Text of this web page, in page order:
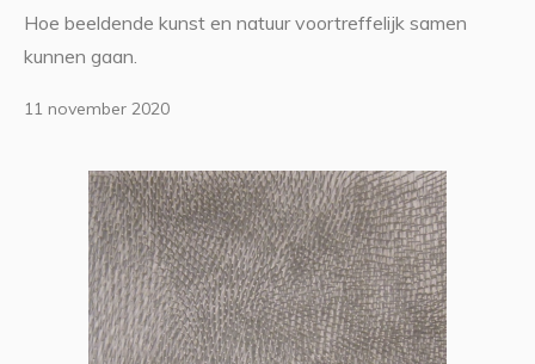
Hoe beeldende kunst en natuur voortreffelijk samen
kunnen gaan.
11 november 2020